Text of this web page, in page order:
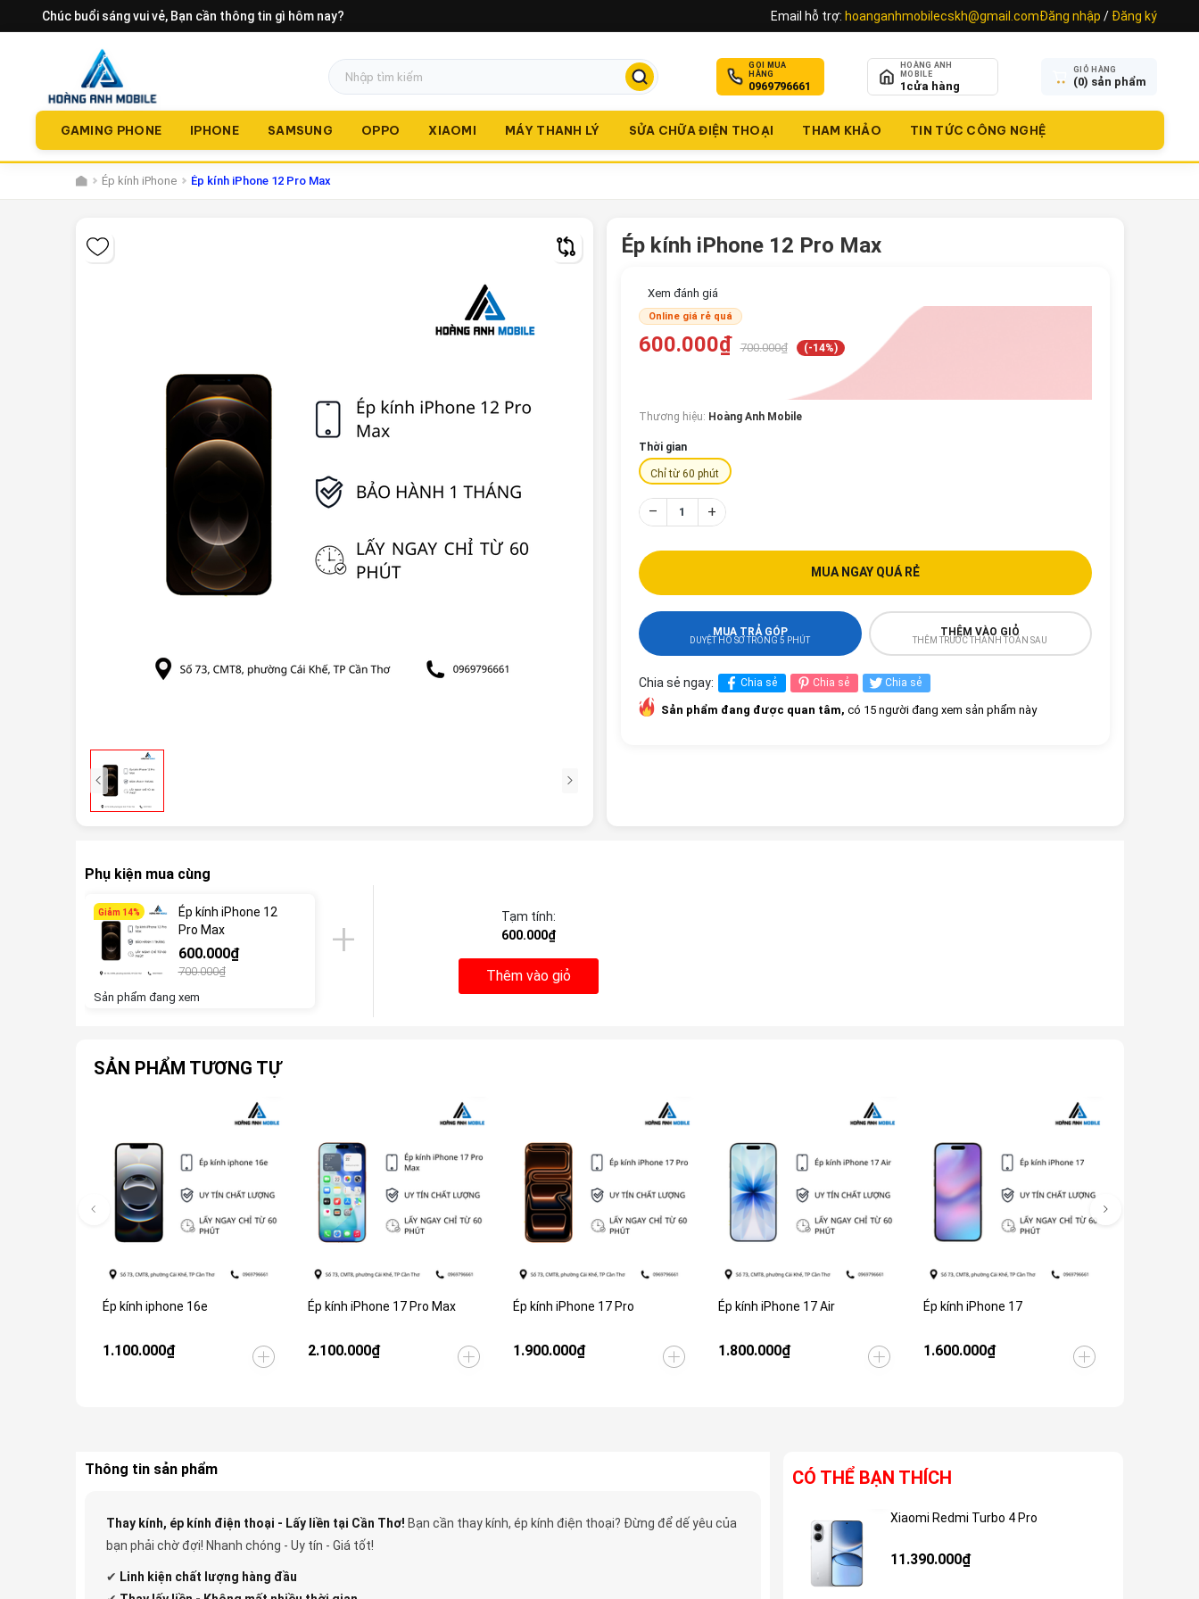
Chúc buổi sáng vui vẻ, Bạn cần thông tin gì hôm nay? Email hỗ trợ: hoanganhmobilecskh@gmail.comĐăng nhập / Đăng ký
GỌI MUA
HÀNG
0969796661
HOÀNG ANH
MOBILE
1 cửa hàng
GIỎ HÀNG
(0) sản phẩm
GAMING PHONE IPHONE SAMSUNG OPPO XIAOMI MÁY THANH LÝ SỬA CHỮA ĐIỆN THOẠI THAM KHẢO TIN TỨC CÔNG NGHỆ
Ép kính iPhone Ép kính iPhone 12 Pro Max
Ép kính iPhone 12 Pro Max
Xem đánh giá
Online giá rẻ quá
600.000₫ 700.000₫ (-14%)
Thương hiệu: Hoàng Anh Mobile
Thời gian
Chỉ từ 60 phút
– +
MUA NGAY QUÁ RẺ
MUA TRẢ GÓP
DUYỆT HỒ SƠ TRONG 5 PHÚT
THÊM VÀO GIỎ
THÊM TRƯỚC THANH TOÁN SAU
Chia sẻ ngay: Chia sẻ Chia sẻ Chia sẻ
Sản phẩm đang được quan tâm, có 15 người đang xem sản phẩm này
Phụ kiện mua cùng
Giảm 14%
Ép kính iPhone 12
Pro Max
600.000₫
700.000₫
Sản phẩm đang xem
Tạm tính:
600.000₫
Thêm vào giỏ
SẢN PHẨM TƯƠNG TỰ
Ép kính iphone 16e
1.100.000₫
Ép kính iPhone 17 Pro Max
2.100.000₫
Ép kính iPhone 17 Pro
1.900.000₫
Ép kính iPhone 17 Air
1.800.000₫
Ép kính iPhone 17
1.600.000₫
Thông tin sản phẩm
Thay kính, ép kính điện thoại - Lấy liền tại Cần Thơ! Bạn cần thay kính, ép kính điện thoại? Đừng để dế yêu của
bạn phải chờ đợi! Nhanh chóng - Uy tín - Giá tốt!
✔ Linh kiện chất lượng hàng đầu
CÓ THỂ BẠN THÍCH
Xiaomi Redmi Turbo 4 Pro
11.390.000₫